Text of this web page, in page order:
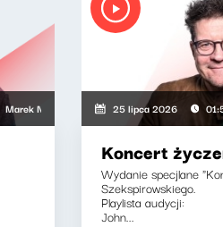
Napiórkowski, Adriana Bąkowska
25 lipca 2026
Koncert
Wydanie specjlane
Szekspirowskiego.
Playlista audycji:
John...